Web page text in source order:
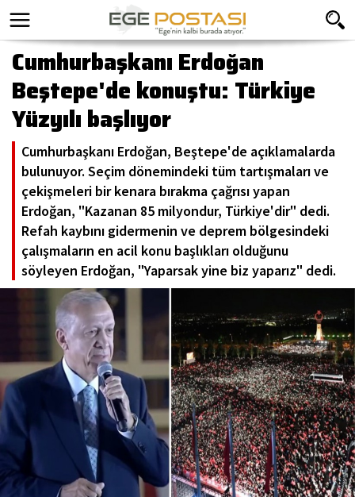
Cumhurbaşkanı Erdoğan
Beştepe'de konuştu: Türkiye
Yüzyılı başlıyor
Cumhurbaşkanı Erdoğan, Beştepe'de açıklamalarda
bulunuyor. Seçim dönemindeki tüm tartışmaları ve
çekişmeleri bir kenara bırakma çağrısı yapan
Erdoğan, "Kazanan 85 milyondur, Türkiye'dir" dedi.
Refah kaybını gidermenin ve deprem bölgesindeki
çalışmaların en acil konu başlıkları olduğunu
söyleyen Erdoğan, "Yaparsak yine biz yaparız" dedi.